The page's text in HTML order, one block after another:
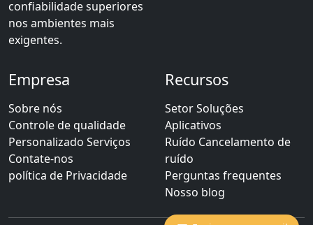
confiabilidade superiores
nos ambientes mais
exigentes.
Empresa
Sobre nós
Controle de qualidade
Personalizado Serviços
Contate-nos
política de Privacidade
Recursos
Setor Soluções
Aplicativos
Ruído Cancelamento de
ruído
Perguntas frequentes
Nosso blog